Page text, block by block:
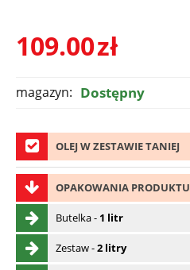
109.00zł
magazyn: Dostępny
OLEJ W ZESTAWIE TANIEJ
OPAKOWANIA PRODUKTU
Butelka - 1 litr
Zestaw -2 litry